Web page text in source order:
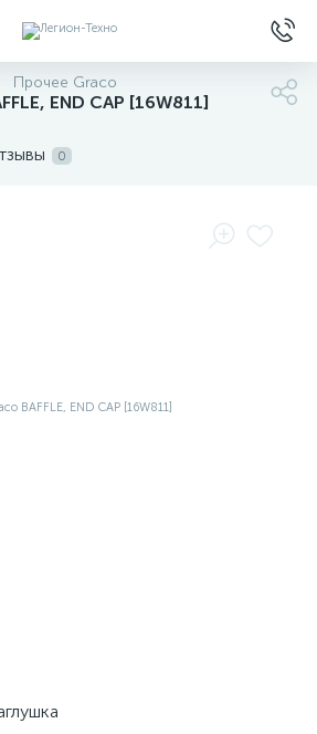
Прочее Graco
END CAP [16W811]
0